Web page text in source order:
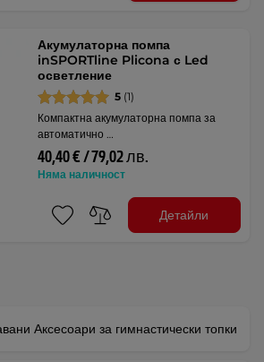
Акумулаторна помпа
inSPORTline Plicona с Led
осветление
5 (1)
Компактна акумулаторна помпа за
автоматично …
40,40 € / 79,02 лв.
Няма наличност
Детайли
Аксесоари за гимнастически топки